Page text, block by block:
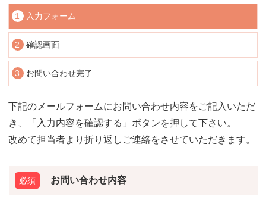
1 入力フォーム
2 確認画面
3 お問い合わせ完了
下記のメールフォームにお問い合わせ内容をご記入いただ
き、「入力内容を確認する」ボタンを押して下さい。
改めて担当者より折り返しご連絡をさせていただきます。
お問い合わせ内容